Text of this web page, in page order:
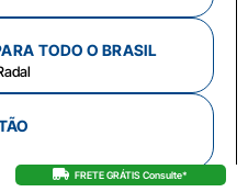
TODO O BRASIL
FRETE GRÁTIS Consulte*